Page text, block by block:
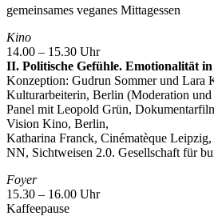
gemeinsames veganes Mittagessen
Kino
14.00 – 15.30 Uhr
II. Politische Gefühle. Emotionalität
Konzeption: Gudrun Sommer und Lara
Kulturarbeiterin, Berlin (Moderation und
Panel mit Leopold Grün,
Vision Kino, Berlin,
Katharina Franck, Cinématèque Leipzig,
NN, Sichtweisen 2.0. Gesellschaft für
Foyer
15.30 – 16.00 Uhr
Kaffeepause